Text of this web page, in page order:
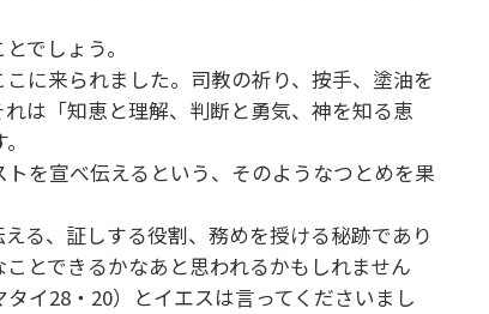
とでしょう。
に来られました。司教の祈り、按手、塗油を
は「知恵と理解、判断と勇気、神を知る恵
。
を宣べ伝えるという、そのようなつとめを果
る、証しする役割、務めを授ける秘跡であり
とできるかなあと思われるかもしれません
イ28・20）とイエスは言ってくださいまし